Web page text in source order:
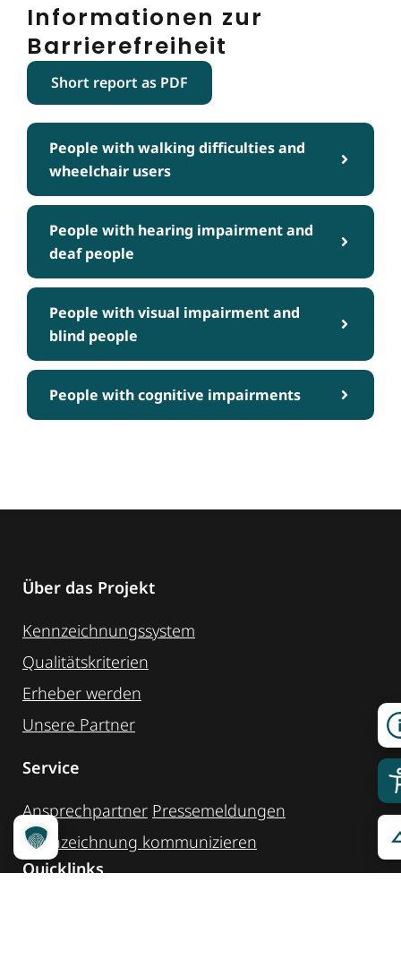
Informationen zur
Barrierefreiheit
Short report as PDF
People with walking difficulties and
wheelchair users
People with hearing impairment and
deaf people
People with visual impairment and
blind people
People with cognitive impairments
Über das Projekt
Kennzeichnungssystem
Qualitätskriterien
Erheber werden
Unsere Partner
Service
Ansprechpartner Pressemeldungen
Kennzeichnung ­kommunizieren
Quicklinks